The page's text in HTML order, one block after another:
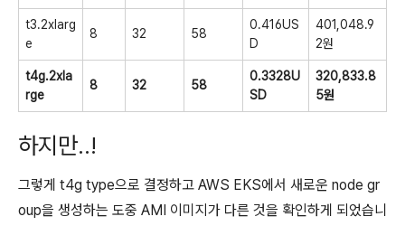
t3.2xlarg
e
8 32 58
0.416US
D
401,048.9
2원
t4g.2xla
rge
8 32 58
0.3328U
SD
320,833.8
5원
하지만..!
그렇게 t4g type으로 결정하고 AWS EKS에서 새로운 node gr
oup을 생성하는 도중 AMI 이미지가 다른 것을 확인하게 되었습니